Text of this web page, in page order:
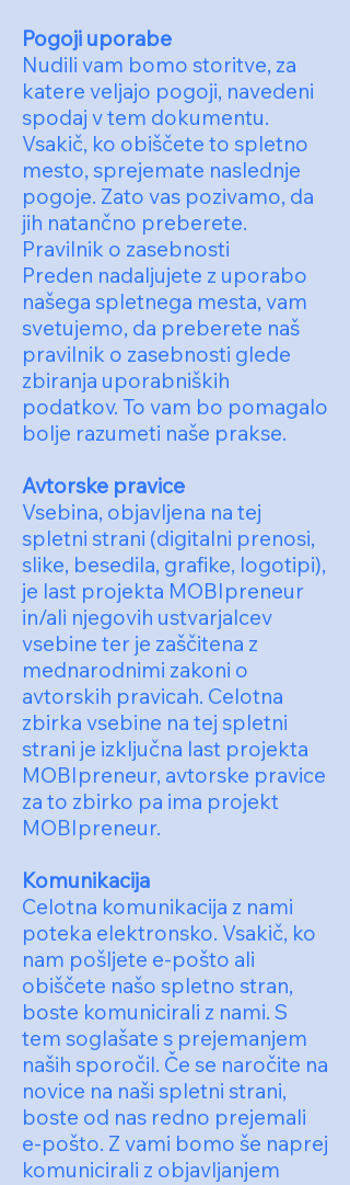
Pogoji uporabe
Nudili vam bomo storitve, za
katere veljajo pogoji, navedeni
spodaj v tem dokumentu.
Vsakič, ko obiščete to spletno
mesto, sprejemate naslednje
pogoje. Zato vas pozivamo, da
jih natančno preberete.
Pravilnik o zasebnosti
Preden nadaljujete z uporabo
našega spletnega mesta, vam
svetujemo, da preberete naš
pravilnik o zasebnosti glede
zbiranja uporabniških
podatkov. To vam bo pomagalo
bolje razumeti naše prakse.
Avtorske pravice
Vsebina, objavljena na tej
spletni strani (digitalni prenosi,
slike, besedila, grafike, logotipi),
je last projekta MOBIpreneur
in/ali njegovih ustvarjalcev
vsebine ter je zaščitena z
mednarodnimi zakoni o
avtorskih pravicah. Celotna
zbirka vsebine na tej spletni
strani je izključna last projekta
MOBIpreneur, avtorske pravice
za to zbirko pa ima projekt
MOBIpreneur.
Komunikacija
Celotna komunikacija z nami
poteka elektronsko. Vsakič, ko
nam pošljete e-pošto ali
obiščete našo spletno stran,
boste komunicirali z nami. S
tem soglašate s prejemanjem
naših sporočil. Če se naročite na
novice na naši spletni strani,
boste od nas redno prejemali
e-pošto. Z vami bomo še naprej
komunicirali z objavljanjem